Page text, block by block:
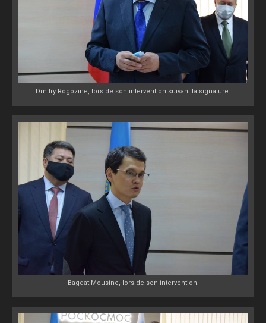
Dmitry Rogozine, lors de son intervention suivant la signature.
Bagdat Mousine, lors de son intervention.